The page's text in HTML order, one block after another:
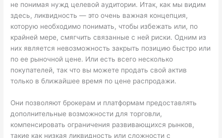
не понимая нужд целевой аудитории. Итак, как мы видим
здесь, ликвидность — это очень важная концепция,
которую необходимо понимать, чтобы избежать или, по
крайней мере, смягчить связанные с ней риски. Одним из
них является невозможность закрыть позицию быстро или
по ее рыночной цене. Или есть всего несколько
покупателей, так что вы можете продать свой актив
только в ближайшее время по цене распродажи.
Они позволяют брокерам и платформам предоставлять
дополнительные возможности для торговли,
компенсировать ограничения развивающихся рынков,
такие как низкая ликвидность или сложности с